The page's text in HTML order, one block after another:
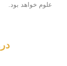
علوم خواهد بود.